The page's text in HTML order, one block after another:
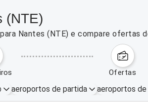
(NTE)
Nantes (NTE) e compare ofertas
ofertas
aeroportos de partida aeroportos de